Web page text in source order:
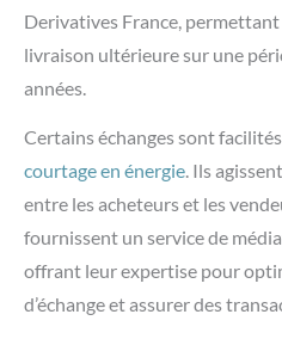
Derivatives France,
livraison ultérieure sur une
années.
Certains échanges sont
courtage en énergie . Ils
entre les acheteurs et les
fournissent un service de
offrant leur expertise pour
d’échange et assurer des